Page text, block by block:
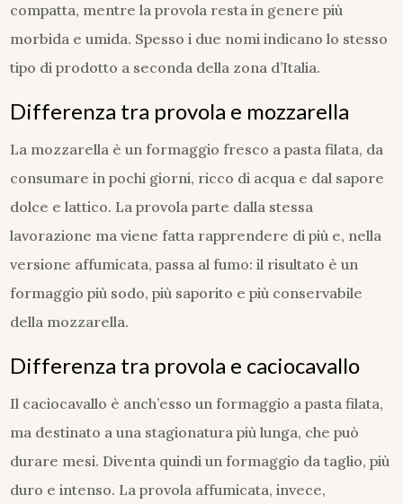
compatta, mentre la provola resta in genere più
morbida e umida. Spesso i due nomi indicano lo stesso
tipo di prodotto a seconda della zona d’Italia.
Differenza tra provola e mozzarella
La mozzarella è un formaggio fresco a pasta filata, da
consumare in pochi giorni, ricco di acqua e dal sapore
dolce e lattico. La provola parte dalla stessa
lavorazione ma viene fatta rapprendere di più e, nella
versione affumicata, passa al fumo: il risultato è un
formaggio più sodo, più saporito e più conservabile
della mozzarella.
Differenza tra provola e caciocavallo
Il caciocavallo è anch’esso un formaggio a pasta filata,
ma destinato a una stagionatura più lunga, che può
durare mesi. Diventa quindi un formaggio da taglio, più
duro e intenso. La provola affumicata, invece,